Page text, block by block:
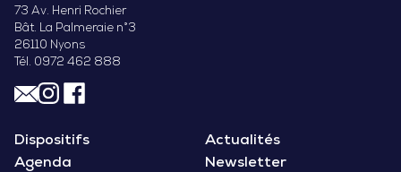
73 Av. Henri Rochier
Bât. La Palmeraie n°3
26110 Nyons
Tél. 0972 462 888
Dispositifs
Actualités
Agenda
Newsletter